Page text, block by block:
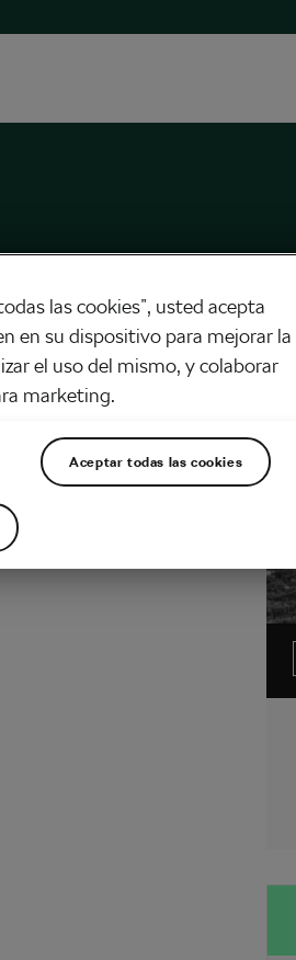
andas en bicicleta en condiciones
necesita para una completa
las cookies”, usted acepta
en su dispositivo para mejorar la
el uso del mismo, y colaborar
marketing.
Aceptar todas las cookies